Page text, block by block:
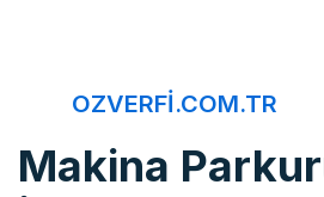
Makina
İmalatlarımız